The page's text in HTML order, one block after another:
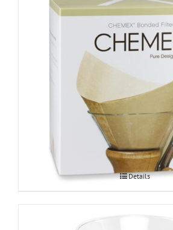
Chemex Bonded filtrid
Details